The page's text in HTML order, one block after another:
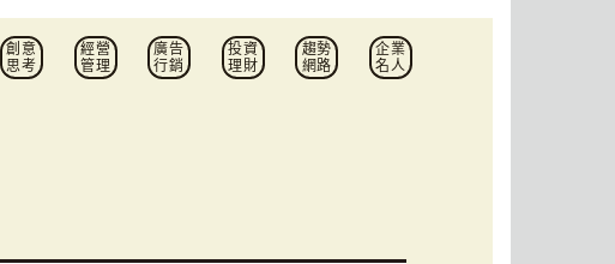
創意
思考
經營
管理
廣告
行銷
投資
理財
趨勢
網路
企業
名人